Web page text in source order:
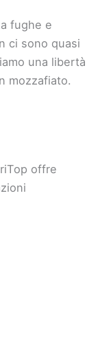
fughe e
ci sono quasi
una libertà
mozzafiato.
offre